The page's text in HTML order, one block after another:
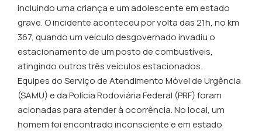
incluindo uma criança e um adolescente em estado
grave. O incidente aconteceu por volta das 21h, no km
367, quando um veículo desgovernado invadiu o
estacionamento de um posto de combustíveis,
atingindo outros três veículos estacionados.
Equipes do Serviço de Atendimento Móvel de Urgência
(SAMU) e da Polícia Rodoviária Federal (PRF) foram
acionadas para atender à ocorrência. No local, um
homem foi encontrado inconsciente e em estado